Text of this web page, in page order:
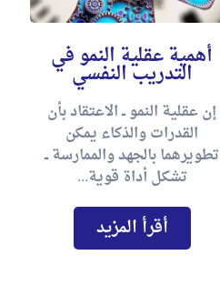
أهمية عقلية النمو في
التدريب النفسي
إن عقلية النمو ــ الاعتقاد بأن
القدرات والذكاء يمكن
تطويرهما بالجهد والممارسة ــ
تشكل أداة قوية...
أقرأ المزيد